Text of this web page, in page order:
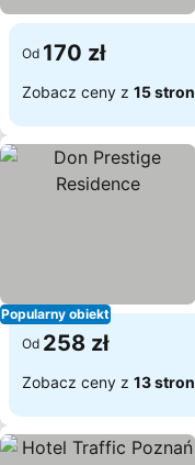
Od 170 zł
Zobacz ceny z 15 stron
Popularny obiekt
Od 258 zł
Zobacz ceny z 13 stron